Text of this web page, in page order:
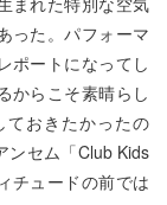
った。パフォーマ
ポートになってし
からこそ素晴らし
ておきたかったの
ンセム「Club Kids
チュードの前では